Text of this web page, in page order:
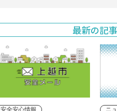
最新の記事
安全安心情報 ニ